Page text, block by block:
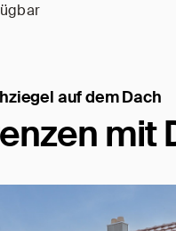
auf dem Dach
mit